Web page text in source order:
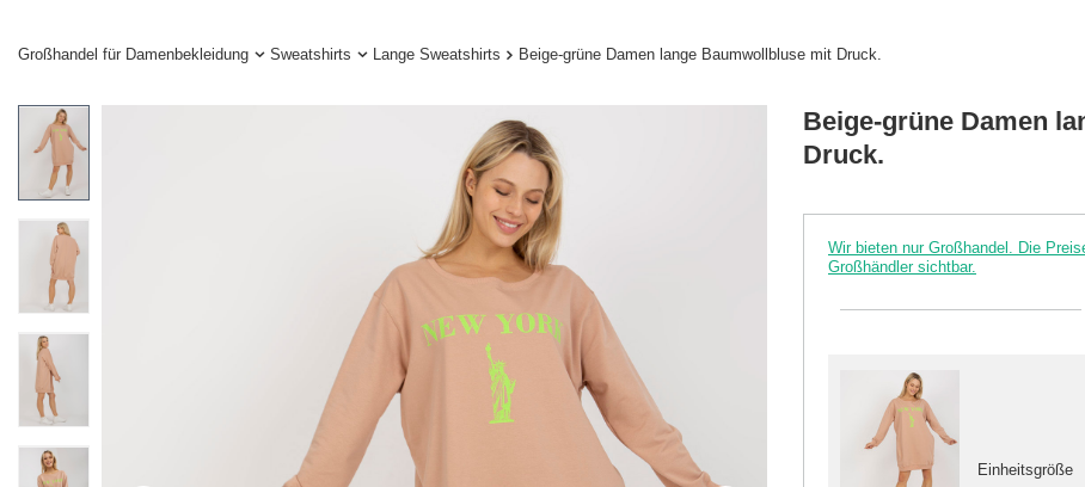
Großhandel für Damenbekleidung Sweatshirts Lange Sweatshirts Beige-grüne Damen lange Baumwollbluse mit Druck.
Beige-grüne Damen
Druck.
Wir bieten nur Großhandel. Die
Großhändler sichtbar.
Einheitsgröße